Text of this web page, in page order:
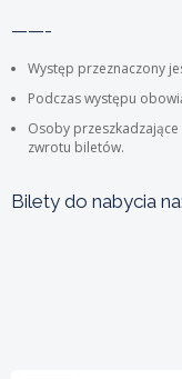
——-
Występ przeznaczony
Podczas występu
Osoby
zwrotu biletów.
Bilety do nabycia na: